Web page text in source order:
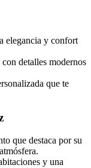
elegancia y confort
detalles modernos
que te
que destaca por su
y una